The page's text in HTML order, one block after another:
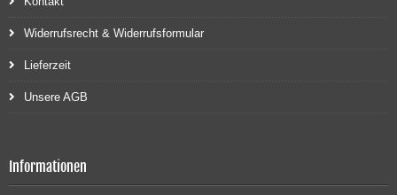
Widerrufsrecht & Widerrufsformular
Lieferzeit
Unsere AGB
Informationen